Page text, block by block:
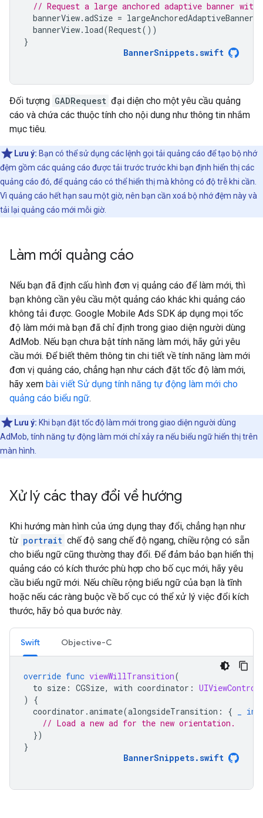
// Request a large anchored adaptive banner
bannerView.adSize = largeAnchoredAdaptiveBanner
bannerView. load(Request())
}
BannerSnippets.swift
Đối tượng GADRequest đại diện cho một yêu cầu quảng
cáo và chứa các thuộc tính cho nội dung như thông tin nhắm
mục tiêu.
Lưu ý: Bạn có thể sử dụng các lệnh gọi tải quảng cáo để tạo bộ nhớ
đệm gồm các quảng cáo được tải trước trước khi bạn định hiển thị các
quảng cáo đó, để quảng cáo có thể hiển thị mà không có độ trễ khi cần.
Vì quảng cáo hết hạn sau một giờ, nên bạn cần xoá bộ nhớ đệm này và
tải lại quảng cáo mới mỗi giờ.
Làm mới quảng cáo
Nếu bạn đã định cấu hình đơn vị quảng cáo để làm mới, thì
bạn không cần yêu cầu một quảng cáo khác khi quảng cáo
không tải được. Google Mobile Ads SDK áp dụng mọi tốc
độ làm mới mà bạn đã chỉ định trong giao diện người dùng
AdMob. Nếu bạn chưa bật tính năng làm mới, hãy gửi yêu
cầu mới. Để biết thêm thông tin chi tiết về tính năng làm mới
đơn vị quảng cáo, chẳng hạn như cách đặt tốc độ làm mới,
hãy xem bài viết Sử dụng tính năng tự động làm mới cho
quảng cáo biểu ngữ.
Lưu ý: Khi bạn đặt tốc độ làm mới trong giao diện người dùng
AdMob, tính năng tự động làm mới chỉ xảy ra nếu biểu ngữ hiển thị trên
màn hình.
Xử lý các thay đổi về hướng
Khi hướng màn hình của ứng dụng thay đổi, chẳng hạn như
từ portrait chế độ sang chế độ ngang, chiều rộng có sẵn
cho biểu ngữ cũng thường thay đổi. Để đảm bảo bạn hiển thị
quảng cáo có kích thước phù hợp cho bố cục mới, hãy yêu
cầu biểu ngữ mới. Nếu chiều rộng biểu ngữ của bạn là tĩnh
hoặc nếu các ràng buộc về bố cục có thể xử lý việc đổi kích
thước, hãy bỏ qua bước này.
Swift Objective-C
override func viewWillTransition(
to size : CGSize, with coordinator :
)
{
coordinator .animate(alongsideTransition : {
in
// Load a new ad for the new orientation.
})
}
BannerSnippets.swift